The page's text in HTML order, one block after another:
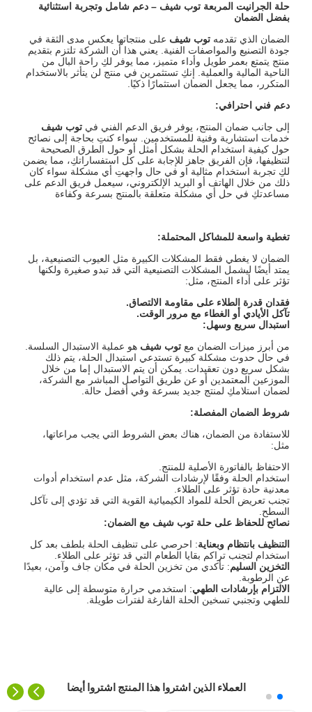
حلة الجرانيت المربعة توب شيف–دعم شامل وتجربة استثنائية
بفضل الضمان
الضمان الذي تقدمهتوب شيف على منتجاتها يعكس مدى الثقة في
جودة التصنيع والمواصفات الفنية. يعني هذا أن الشركة تلتزم بتقديم
منتج يتمتع بعمر طويل وأداء متميز، مما يوفر لكِ راحة البال من
الناحية المالية والعملية. إنكِ تستثمرين في منتج لن يتأثر بالاستخدام
المتكرر، مما يجعل الضمان استثمارًا ذكيًا.
دعم فني احترافي:
إلى جانب ضمان المنتج، يوفر فريق الدعم الفني فيتوب شيف
خدمات استشارية وفنية للمستخدمين. سواء كنتِ بحاجة إلى نصائح
حول كيفية استخدام الحلة بشكل أمثل أو حول الطرق الصحيحة
لتنظيفها، فإن الفريق جاهز للإجابة على كل استفساراتكِ، مما يضمن
لكِ تجربة استخدام مثالية او في حال واجهتِ أي مشكلة سواء كان
ذلك من خلال الهاتف أو البريد الإلكتروني، سيعمل فريق الدعم على
مساعدتكِ في حل أي مشكلة متعلقة بالمنتج بسرعة وكفاءة
تغطية واسعة للمشاكل المحتملة:
الضمان لا يغطي فقط المشكلات الكبيرة مثل العيوب التصنيعية، بل
يمتد أيضًا ليشمل المشكلات التصنيعية التي قد تبدو صغيرة ولكنها
تؤثر على أداء المنتج، مثل:
فقدان قدرة الطلاء على مقاومة الالتصاق.
تآكل الأيادي أو الغطاء مع مرور الوقت.
استبدال سريع وسهل:
من أبرز ميزات الضمان معتوب شيف هو عملية الاستبدال السلسة.
في حال حدوث مشكلة كبيرة تستدعي استبدال الحلة، يتم ذلك
بشكل سريع دون تعقيدات. يمكن أن يتم الاستبدال إما من خلال
الموزعين المعتمدين أو عن طريق التواصل المباشر مع الشركة،
لضمان استلامكِ لمنتج جديد بسرعة وفي أفضل حالة.
شروط الضمان المفصلة:
للاستفادة من الضمان، هناك بعض الشروط التي يجب مراعاتها،
مثل:
الاحتفاظ بالفاتورة الأصلية للمنتج.
استخدام الحلة وفقًا لإرشادات الشركة، مثل عدم استخدام أدوات
معدنية حادة تؤثر على الطلاء.
تجنب تعريض الحلة للمواد الكيميائية القوية التي قد تؤدي إلى تآكل
السطح.
نصائح للحفاظ على حلة توب شيف مع الضمان:
التنظيف بانتظام وبعناية: احرصي على تنظيف الحلة بلطف بعد كل
استخدام لتجنب تراكم بقايا الطعام التي قد تؤثر على الطلاء.
التخزين السليم: تأكدي من تخزين الحلة في مكان جاف وآمن، بعيدًا
عن الرطوبة.
الالتزام بإرشادات الطهي: استخدمي حرارة متوسطة إلى عالية
للطهي وتجنبي تسخين الحلة الفارغة لفترات طويلة.
العملاء الذين اشتروا هذا المنتج اشتروا أيضا